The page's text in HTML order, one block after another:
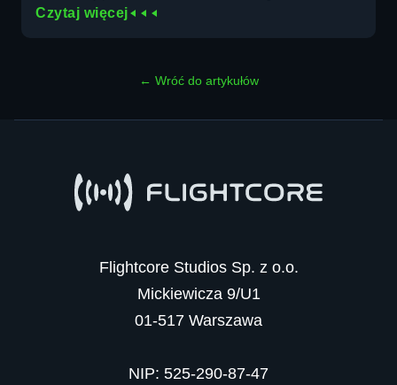
do studia przyciąga inna motywacja. Jak
nagranie w Warszawie?
Czytaj więcej
← Wróć do artykułów
Flightcore Studios Sp. z o.o.
Mickiewicza 9/U1
01-517 Warszawa
NIP: 525-290-87-47